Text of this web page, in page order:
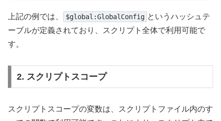
上記の例では、 $global:GlobalConfig というハッシュテ
ーブルが定義されており、スクリプト全体で利用可能で
す。
2. スクリプトスコープ
スクリプトスコープの変数は、スクリプトファイル内のす